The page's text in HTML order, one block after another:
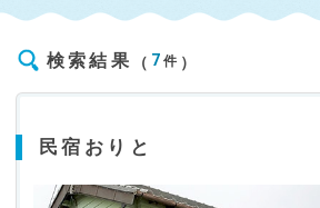
検索結果 7件
民宿おりと